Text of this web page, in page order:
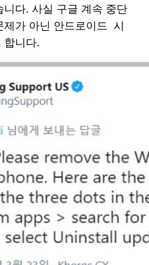
다. 사실 구글 계속 중단
제가 아닌 안드로이드 시
합니다.